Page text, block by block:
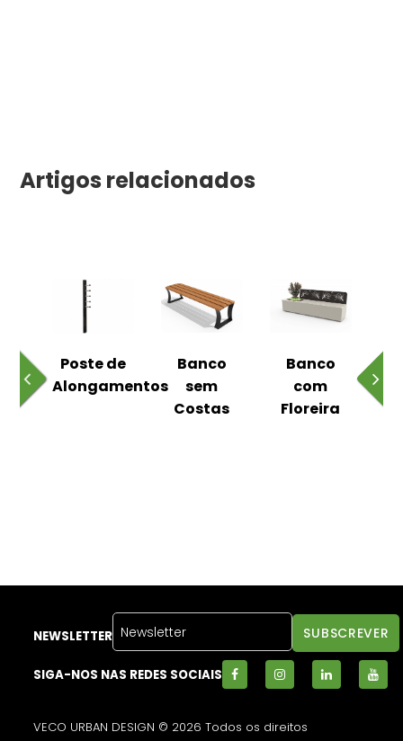
Artigos relacionados
Poste de
Alongamentos
Banco
sem
Costas
Banco
com
Floreira
NEWSLETTER
SIGA-NOS NAS REDES SOCIAIS
VECO URBAN DESIGN © 2026 Todos os direitos